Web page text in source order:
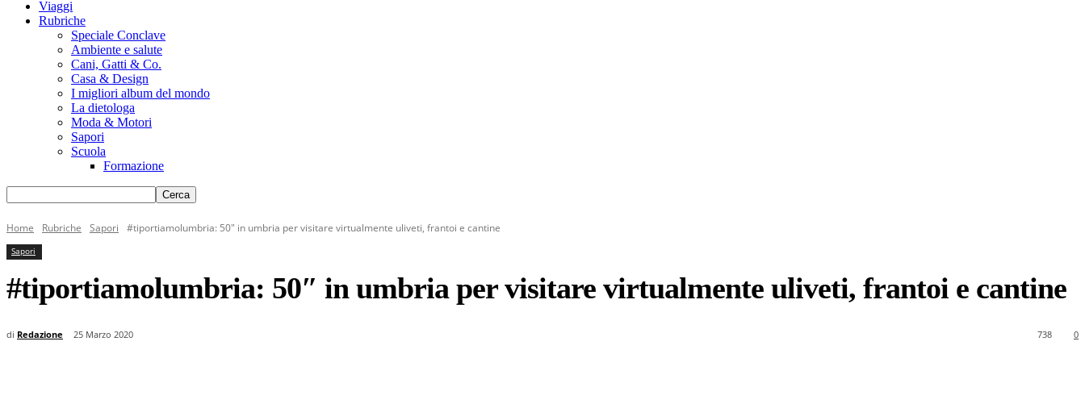
Viaggi
Rubriche
Speciale Conclave
Ambiente e salute
Cani, Gatti & Co.
Casa & Design
I migliori album del mondo
La dietologa
Moda & Motori
Sapori
Scuola
Formazione
Home Rubriche Sapori #tiportiamolumbria: 50" in umbria per visitare virtualmente uliveti, frantoi e cantine
Sapori
#tiportiamolumbria: 50″ in umbria per visitare virtualmente uliveti, frantoi e cantine
di Redazione 25 Marzo 2020 0
738